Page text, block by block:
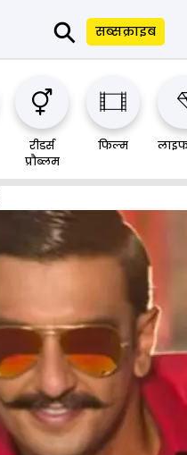
⚲ सब्सक्राइब
रीडर्स
प्रौब्लम
फिल्म